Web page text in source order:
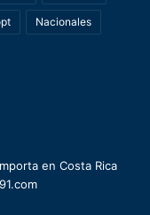
Nacionales
en Costa Rica